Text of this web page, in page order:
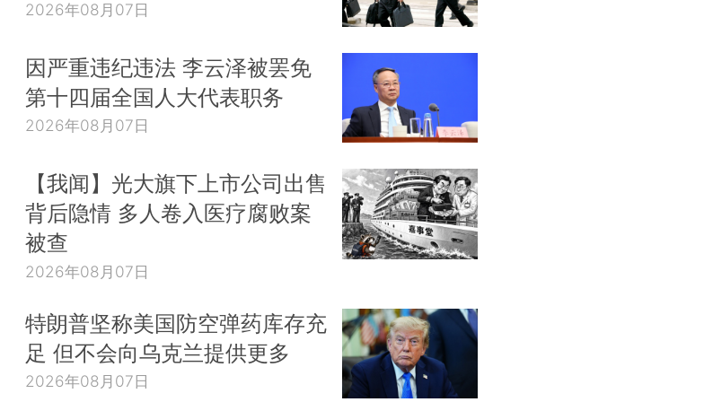
2026年08月07日
因严重违纪违法 李云泽被罢免
第十四届全国人大代表职务
2026年08月07日
【我闻】光大旗下上市公司出售
背后隐情 多人卷入医疗腐败案
被查
2026年08月07日
特朗普坚称美国防空弹药库存充
足 但不会向乌克兰提供更多
2026年08月07日